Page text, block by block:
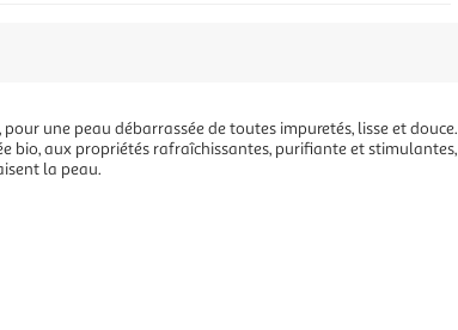
une peau débarrassée de toutes impuretés, lisse et douce.
bio, aux propriétés rafraîchissantes, purifiante et stimulantes,
la peau.